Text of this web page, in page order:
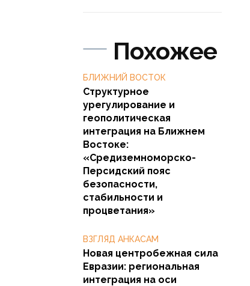
Похожее
БЛИЖНИЙ ВОСТОК
Структурное
урегулирование и
геополитическая
интеграция на Ближнем
Востоке:
«Средиземноморско-
Персидский пояс
безопасности,
стабильности и
процветания»
ВЗГЛЯД АНКАСАМ
Новая центробежная сила
Евразии: региональная
интеграция на оси